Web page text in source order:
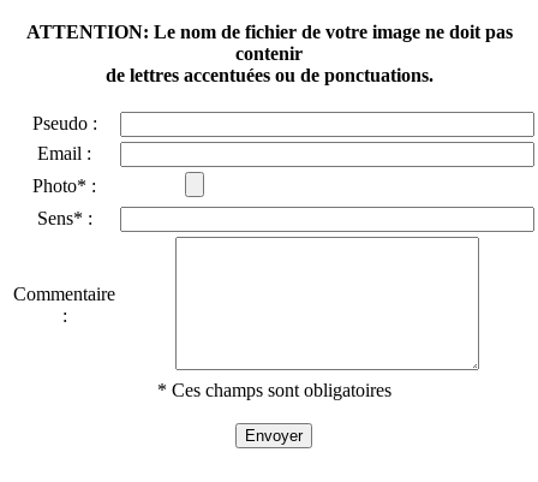
ATTENTION: Le nom de fichier de votre image ne doit pas
contenir
de lettres accentuées ou de ponctuations.
Pseudo :
Email :
Photo* :
Sens* :
Commentaire
:
* Ces champs sont obligatoires